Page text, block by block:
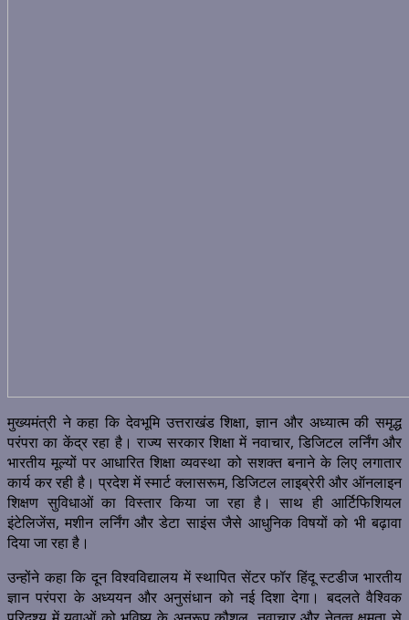
मुख्यमंत्री ने कहा कि देवभूमि उत्तराखंड शिक्षा, ज्ञान और अध्यात्म की समृद्ध
परंपरा का केंद्र रहा है। राज्य सरकार शिक्षा में नवाचार, डिजिटल लर्निंग और
भारतीय मूल्यों पर आधारित शिक्षा व्यवस्था को सशक्त बनाने के लिए लगातार
कार्य कर रही है। प्रदेश में स्मार्ट क्लासरूम, डिजिटल लाइब्रेरी और ऑनलाइन
शिक्षण सुविधाओं का विस्तार किया जा रहा है। साथ ही आर्टिफिशियल
इंटेलिजेंस, मशीन लर्निंग और डेटा साइंस जैसे आधुनिक विषयों को भी बढ़ावा
दिया जा रहा है।
उन्होंने कहा कि दून विश्वविद्यालय में स्थापित सेंटर फॉर हिंदू स्टडीज भारतीय
ज्ञान परंपरा के अध्ययन और अनुसंधान को नई दिशा देगा। बदलते वैश्विक